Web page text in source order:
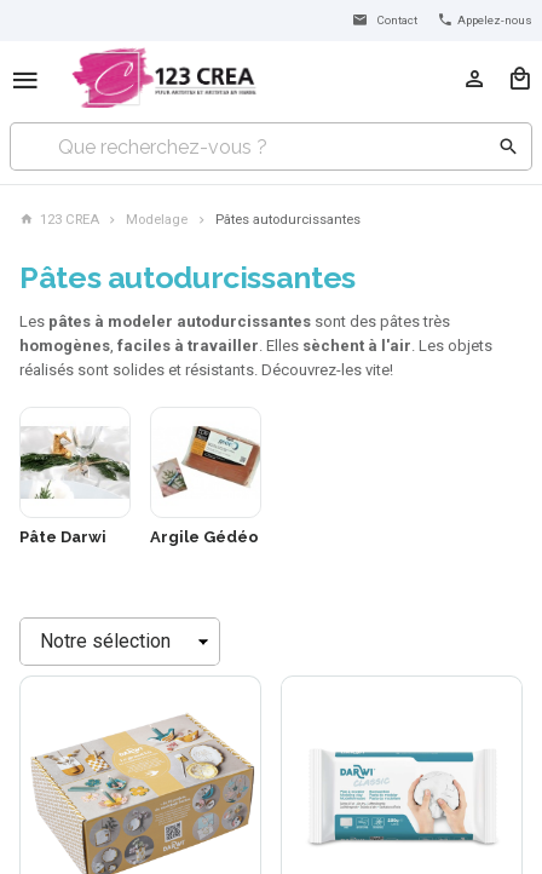
Contact Appelez-nous
123 CREA Modelage Pâtes autodurcissantes
Pâtes autodurcissantes
Les pâtes à modeler autodurcissantes sont des pâtes très
homogènes, faciles à travailler. Elles sèchent à l'air. Les objets
réalisés sont solides et résistants. Découvrez-les vite!
Pâte Darwi Argile Gédéo
Trier